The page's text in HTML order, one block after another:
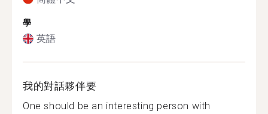
學
英語
我的對話夥伴要
One should be an interesting person with